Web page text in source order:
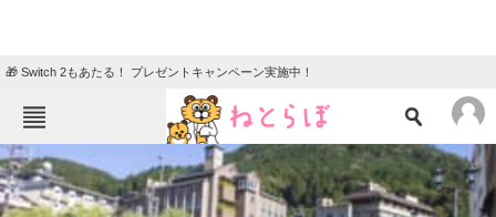
🎁 Switch 2もあたる！ プレゼントキャンペーン実施中！
TOP ニュース